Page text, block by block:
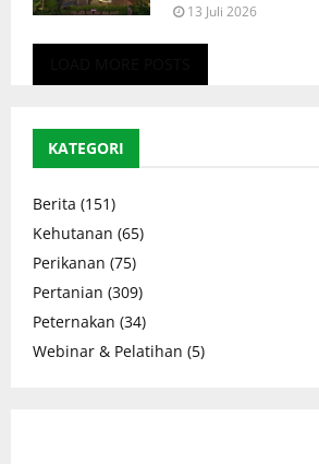
13 Juli 2026
KATEGORI
Berita (151)
Kehutanan (65)
Perikanan (75)
Pertanian (309)
Peternakan (34)
Webinar & Pelatihan (5)